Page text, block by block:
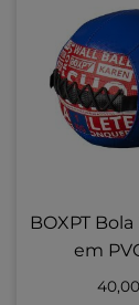
BOXPT
em
40,00